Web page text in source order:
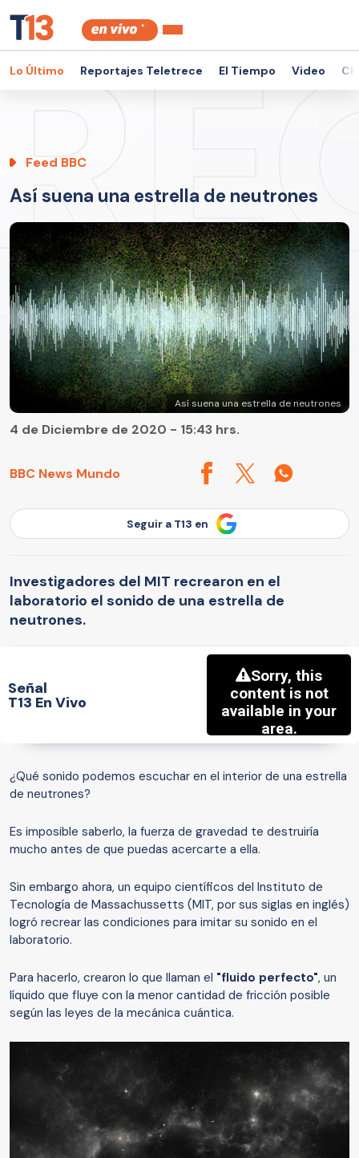
Lo Último Reportajes Teletrece El Tiempo Video
Feed BBC
Así suena una estrella de neutrones
Así suena una estrella de neutrones
BBC News Mundo
4 de Diciembre de 2020 - 15:43 hrs.
Seguir a T13 en
Investigadores del MIT recrearon en el
laboratorio el sonido de una estrella de
neutrones.
Señal
T13 En Vivo
¿Qué sonido podemos escuchar en el interior de una estrella
de neutrones?
Es imposible saberlo, la fuerza de gravedad te destruiría
mucho antes de que puedas acercarte a ella.
Sin embargo ahora, un equipo científicos del Instituto de
Tecnología de Massachussetts (MIT, por sus siglas en inglés)
logró recrear las condiciones para imitar su sonido en el
laboratorio.
Para hacerlo, crearon lo que llaman el "fluido perfecto", un
líquido que fluye con la menor cantidad de fricción posible
según las leyes de la mecánica cuántica.